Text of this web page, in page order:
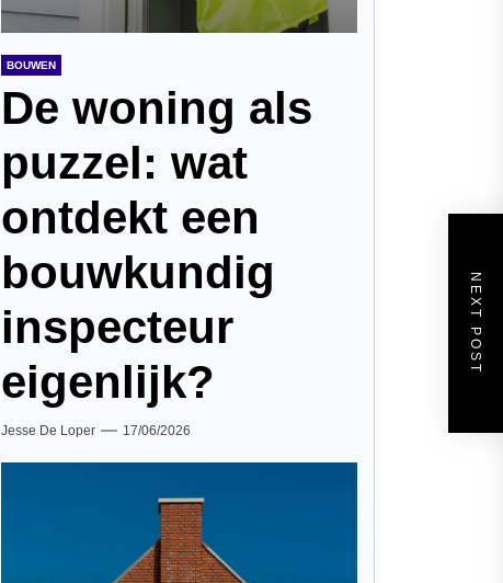
NEXT POST
BOUWEN
De woning als
puzzel: wat
ontdekt een
bouwkundig
inspecteur
eigenlijk?
Jesse De Loper 17/06/2026